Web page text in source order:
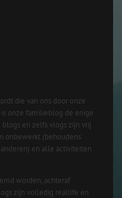
die van ons door onze
is onze familieblog de enige
en zelfs vlogs zijn vrij
onbewerkt (behoudens
en alle activiteiten
worden, achteraf
zijn volledig reallife en